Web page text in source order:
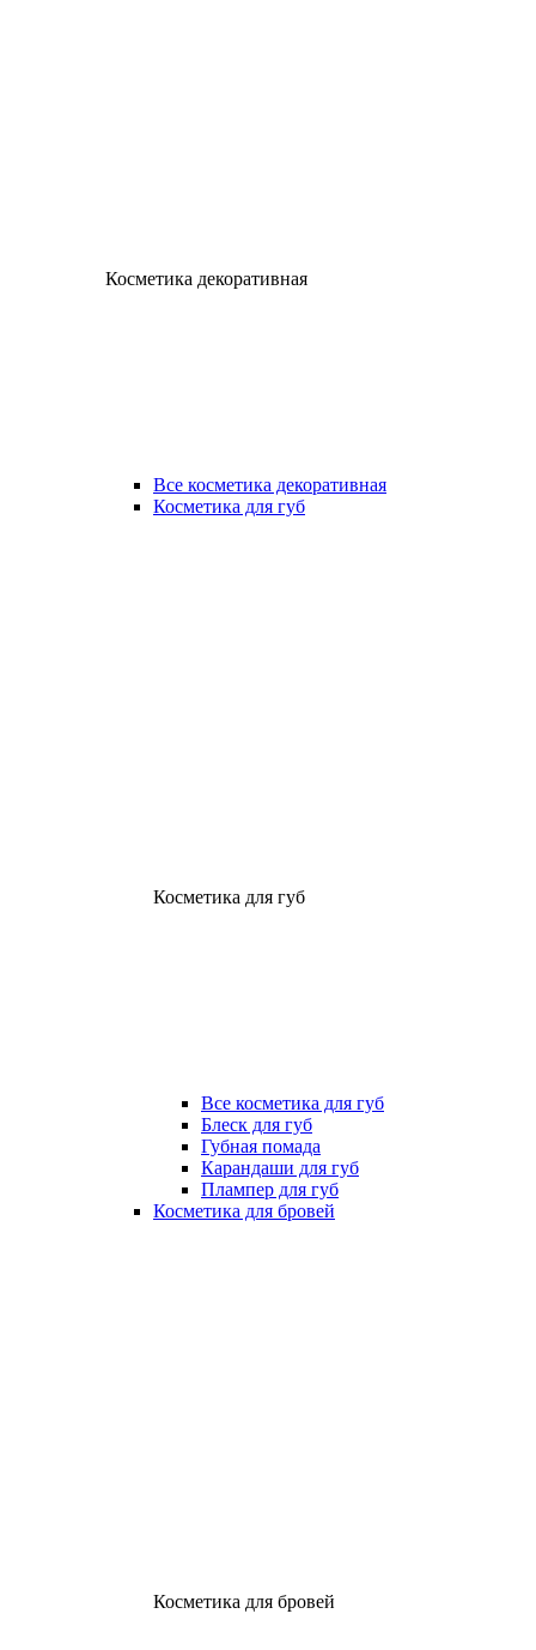
Косметика декоративная
Все косметика декоративная
Косметика для губ
Косметика для губ
Все косметика для губ
Блеск для губ
Губная помада
Карандаши для губ
Плампер для губ
Косметика для бровей
Косметика для бровей